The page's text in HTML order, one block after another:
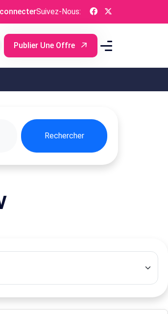
Suivez-Nous:
Publier Une Offre
Rechercher